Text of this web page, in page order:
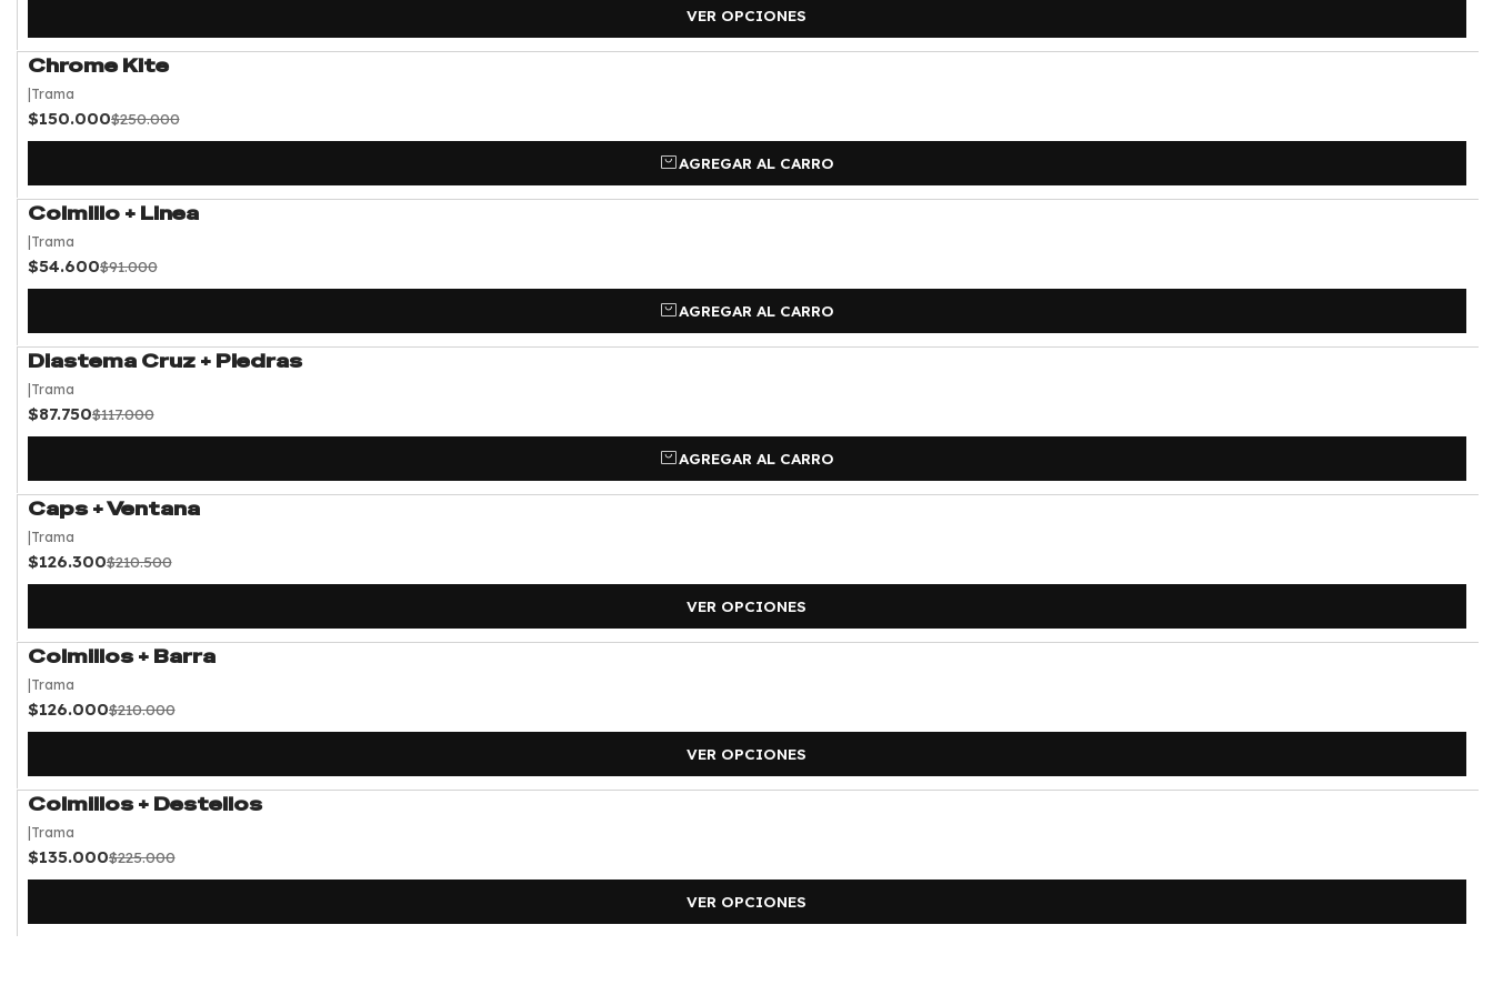
VER OPCIONES
-40%OFF
Chrome Kite
|Trama
$150.000$250.000
AGREGAR AL CARRO
-40%OFF
Colmillo + Linea
|Trama
$54.600$91.000
AGREGAR AL CARRO
-25%OFF
Diastema Cruz + Piedras
|Trama
$87.750$117.000
AGREGAR AL CARRO
-40%OFF
Caps + Ventana
|Trama
$126.300$210.500
VER OPCIONES
-40%OFF
Colmillos + Barra
|Trama
$126.000$210.000
VER OPCIONES
-40%OFF
Colmillos + Destellos
|Trama
$135.000$225.000
VER OPCIONES